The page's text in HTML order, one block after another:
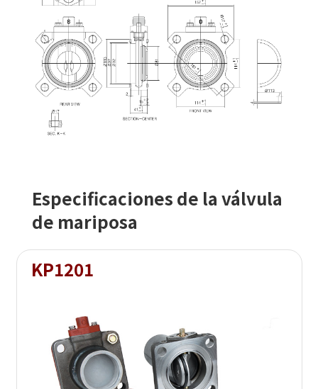
Especificaciones de la válvula
de mariposa
KP1201